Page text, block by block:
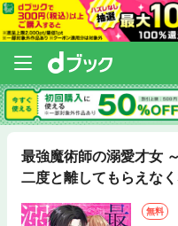
最強魔術師の溺愛才女
二度と離してもらえな
無料